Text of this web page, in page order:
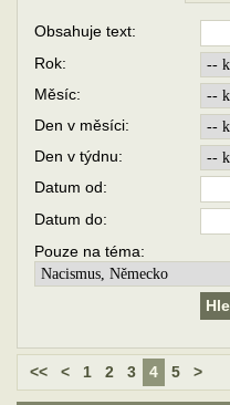
Obsahuje text:
Rok:
Měsíc:
Den v měsíci:
Den v týdnu:
Datum od:
Datum do:
Pouze na téma:
<< < 1 2 3 4 5 >